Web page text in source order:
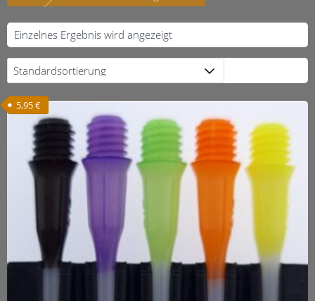
Einzelnes Ergebnis wird angezeigt
5,95€